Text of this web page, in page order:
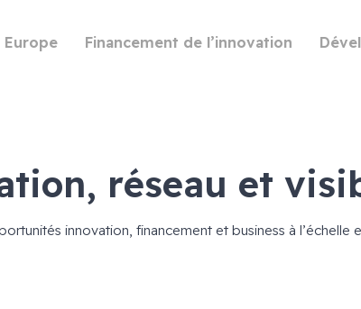
Europe Financement de l’innovation
réseau et
innovation, financement et business à l’échelle